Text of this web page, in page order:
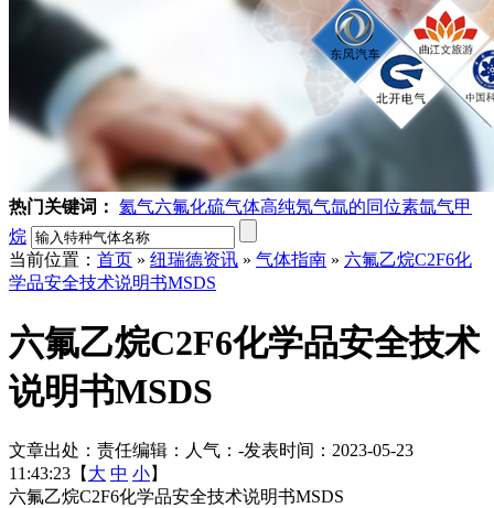
热门关键词： 氦气六氟化硫气体高纯氖气氙的同位素氙气甲
烷
当前位置： 首页 » 纽瑞德资讯 » 气体指南 » 六氟乙烷C2F6化
学品安全技术说明书MSDS
六氟乙烷C2F6化学品安全技术
说明书MSDS
文章出处： 责任编辑： 人气： -发表时间：2023-05-23
11:43:23【 大 中 小】
六氟乙烷C2F6化学品安全技术说明书MSDS